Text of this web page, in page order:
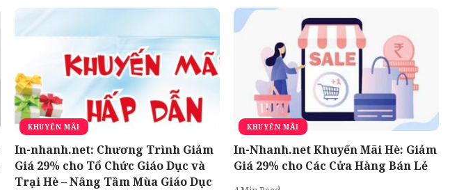
KHUYẾN MÃI
In-nhanh.net: Chương Trình Giảm
Giá 29% cho Tổ Chức Giáo Dục và
Trại Hè – Nâng Tầm Mùa Giáo Dục
KHUYẾN MÃI
In-Nhanh.net Khuyến Mãi Hè: Giảm
Giá 29% cho Các Cửa Hàng Bán Lẻ